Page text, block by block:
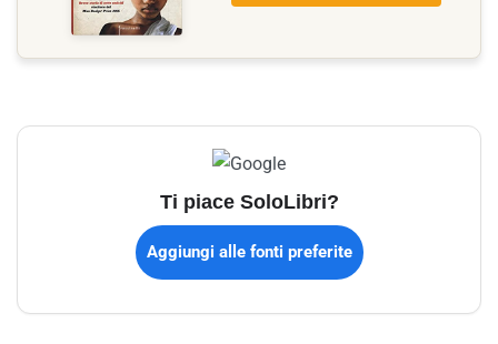
Ti piace SoloLibri?
Aggiungi alle fonti preferite